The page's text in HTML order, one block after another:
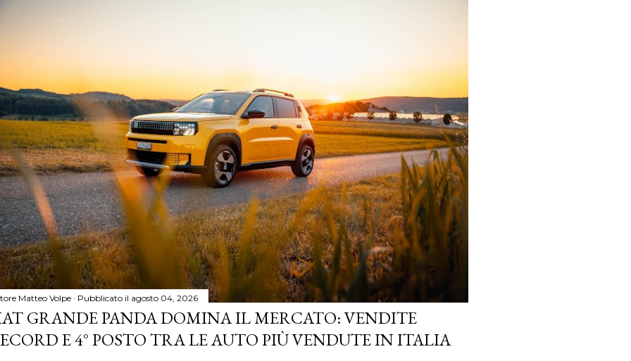
Matteo Volpe Pubblicato il agosto 04, 2026
GRANDE PANDA DOMINA IL MERCATO: VENDITE
E 4° POSTO TRA LE AUTO PIÙ VENDUTE IN ITALIA